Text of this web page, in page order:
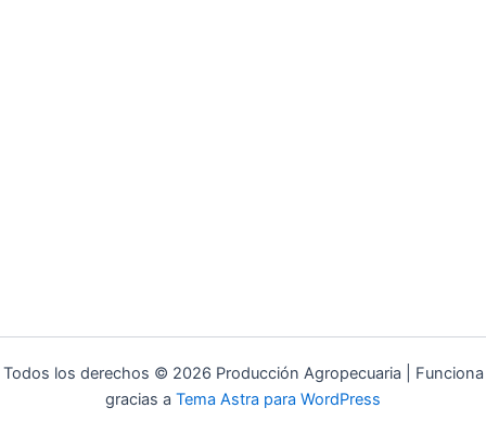
Todos los derechos © 2026 Producción Agropecuaria | Funciona
gracias a Tema Astra para WordPress